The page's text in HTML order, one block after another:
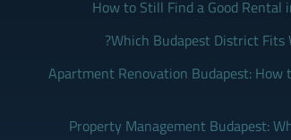
How to Still Find a Good
Which Budapest District Fits
Apartment Renovation Budapest:
Property Management Budapest: